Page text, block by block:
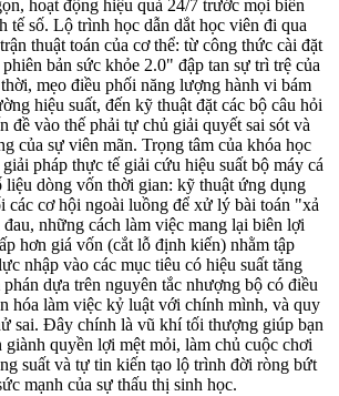
hoạt động hiệu quả 24/7 trước mọi biến
tế số. Lộ trình học dẫn dắt học viên đi qua
thuật toán của cơ thể: từ công thức cài đặt
bản sức khỏe 2.0" đập tan sự trì trệ của
mẹo điều phối năng lượng hành vi bám
hiệu suất, đến kỹ thuật đặt các bộ câu hỏi
đề vào thế phải tự chủ giải quyết sai sót và
của sự viên mãn. Trọng tâm của khóa học
pháp thực tế giải cứu hiệu suất bộ máy cá
liệu dòng vốn thời gian: kỹ thuật ứng dụng
các cơ hội ngoài luồng để xử lý bài toán "xả
những cách làm việc mang lại biên lợi
hơn giá vốn (cắt lỗ định kiến) nhằm tập
nhập vào các mục tiêu có hiệu suất tăng
dựa trên nguyên tắc nhượng bộ có điều
hóa làm việc kỷ luật với chính mình, và quy
sai. Đây chính là vũ khí tối thượng giúp bạn
giành quyền lợi mệt mỏi, làm chủ cuộc chơi
suất và tự tin kiến tạo lộ trình đời ròng bứt
mạnh của sự thấu thị sinh học.